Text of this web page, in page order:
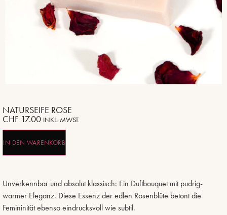
NATURSEIFE ROSE
CHF 17.00 INKL. MWST.
IN DEN WARENKORB
Unverkennbar und absolut klassisch: Ein Duftbouquet mit pudrig-
warmer Eleganz. Diese Essenz der edlen Rosenblüte betont die
Femininität ebenso eindrucksvoll wie subtil.